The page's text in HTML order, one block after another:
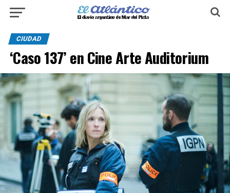
CIUDAD
‘Caso 137’ en Cine Arte Auditorium